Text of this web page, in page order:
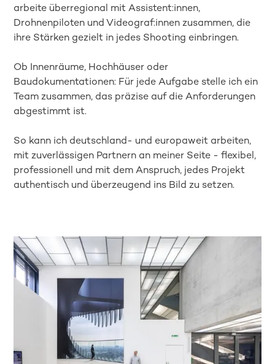
arbeite überregional mit Assistent:innen,
Drohnenpiloten und Videograf:innen zusammen, die
ihre Stärken gezielt in jedes Shooting einbringen.
Ob Innenräume, Hochhäuser oder
Baudokumentationen: Für jede Aufgabe stelle ich ein
Team zusammen, das präzise auf die Anforderungen
abgestimmt ist.
So kann ich deutschland- und europaweit arbeiten,
mit zuverlässigen Partnern an meiner Seite - flexibel,
professionell und mit dem Anspruch, jedes Projekt
authentisch und überzeugend ins Bild zu setzen.